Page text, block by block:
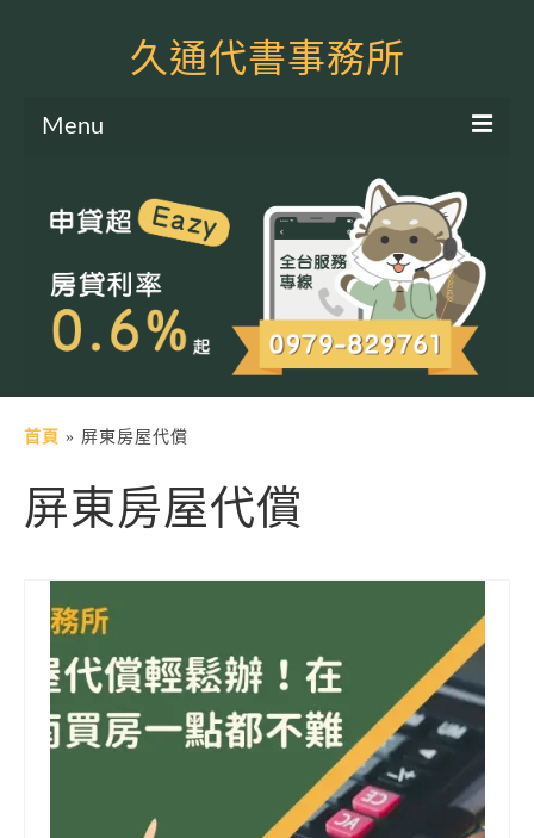
久通代書事務所
Menu
土地二胎申貸
房屋二胎申貸
軍公教貸款
土地貸款
房屋貸款
信用貸款
代書貸款
精選知識
銀行貸款
其他貸款
首頁 » 屏東房屋代償
屏東房屋代償